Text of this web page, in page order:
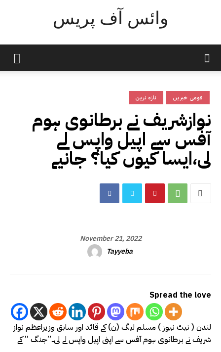
وائس آف پریس
تازہ ترین قومی خبریں
نوازشریف نے برطانوی ہوم
آفس سے اپیل واپس لے
لی،ایسا کیوں کیا؟ جانیے
November 21, 2022
Tayyeba
Spread the love
لندن ( نیٹ نیوز ) مسلم لیگ (ن) کے قائد اور سابق وزیراعظم نواز
شریف نے برطانوی ہوم آفس سے اپنی اپیل واپس لے لی۔”جنگ ” کے